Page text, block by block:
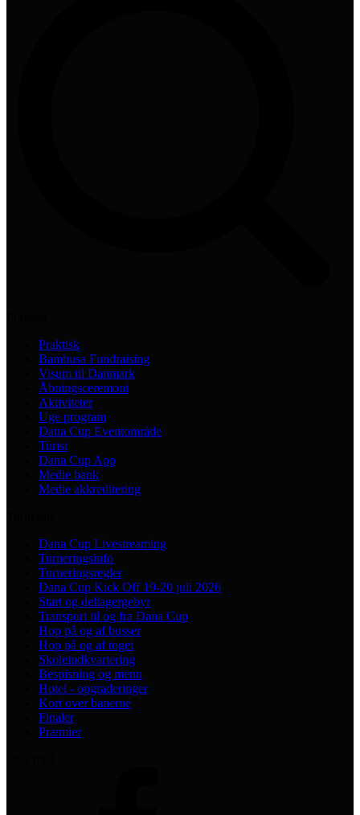
Praktisk
Bambusa Fundraising
Visum til Danmark
Åbningsceremoni
Aktiviteter
Uge program
Dana Cup Eventområde
Turist
Dana Cup App
Medie bank
Medie akkreditering
Dana Cup Livestreaming
Turneringsinfo
Turneringsregler
Dana Cup Kick Off 19-20 juli 2026
Start og deltagergebyr
Transport til og fra Dana Cup
Hop på og af busser
Hop på og af toget
Skoleindkvartering
Bespisning og menu
Hotel - opgraderinger
Kort over banerne
Finaler
Præmier